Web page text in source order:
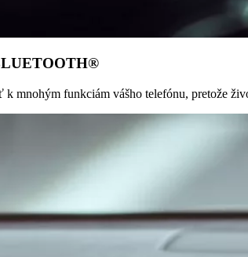
mnohým funkciám vášho telefónu, pretože